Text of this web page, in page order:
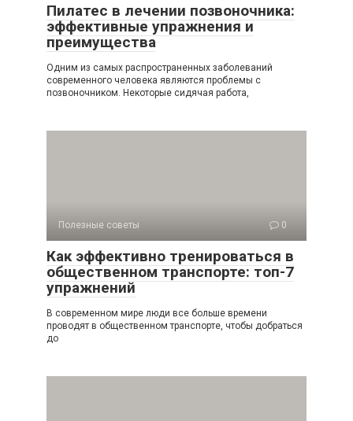
Пилатес в лечении позвоночника:
эффективные упражнения и
преимущества
Одним из самых распространенных заболеваний
современного человека являются проблемы с
позвоночником. Некоторые сидячая работа,
Полезные советы 0
Как эффективно тренироваться в
общественном транспорте: топ-7
упражнений
В современном мире люди все больше времени
проводят в общественном транспорте, чтобы добраться
до